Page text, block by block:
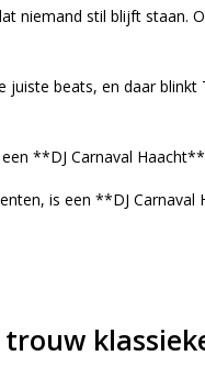
niemand stil blijft staan.
juiste beats, en daar
**DJ Carnaval
is een **DJ
trouw